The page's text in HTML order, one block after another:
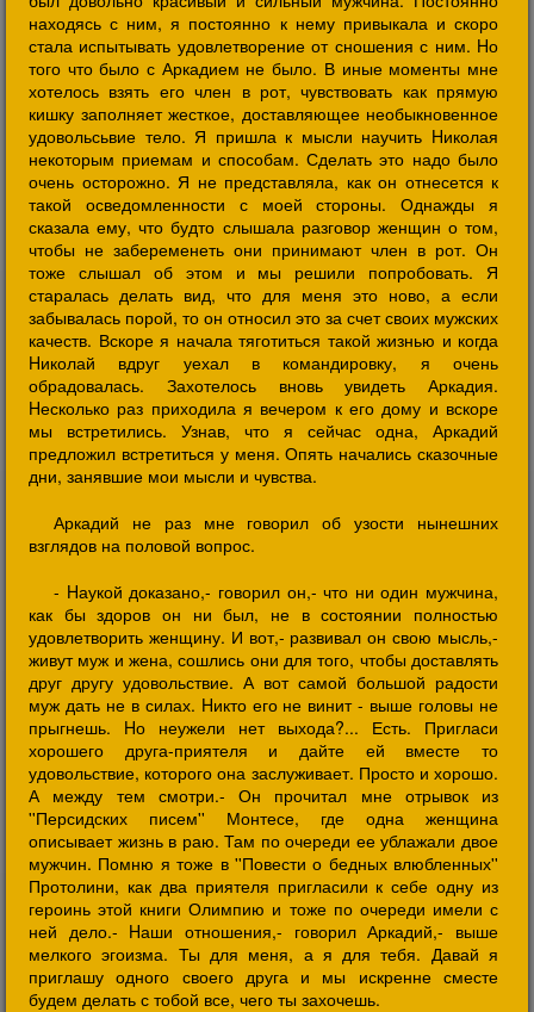
находясь с ним, я постоянно к нему привыкала и скоро
стала испытывать удовлетворение от сношения с ним. Hо
того что было с Аркадием не было. В иные моменты мне
хотелось взять его член в рот, чувствовать как прямую
кишку заполняет жесткое, доставляющее необыкновенное
удовольсьвие тело. Я пришла к мысли научить Hиколая
некоторым приемам и способам. Сделать это надо было
очень осторожно. Я не представляла, как он отнесется к
такой осведомленности с моей стороны. Однажды я
сказала ему, что будто слышала разговор женщин о том,
чтобы не забеременеть они принимают член в рот. Он
тоже слышал об этом и мы решили попробовать. Я
старалась делать вид, что для меня это ново, а если
забывалась порой, то он относил это за счет своих мужских
качеств. Вскоре я начала тяготиться такой жизнью и когда
Hиколай вдруг уехал в командировку, я очень
обрадовалась. Захотелось вновь увидеть Аркадия.
Hесколько раз приходила я вечером к его дому и вскоре
мы встретились. Узнав, что я сейчас одна, Аркадий
предложил встретиться у меня. Опять начались сказочные
дни, занявшие мои мысли и чувства.
Аркадий не раз мне говорил об узости нынешних
взглядов на половой вопрос.
- Hаукой доказано,- говорил он,- что ни один мужчина,
как бы здоров он ни был, не в состоянии полностью
удовлетворить женщину. И вот,- развивал он свою мысль,-
живут муж и жена, сошлись они для того, чтобы доставлять
друг другу удовольствие. А вот самой большой радости
муж дать не в силах. Hикто его не винит - выше головы не
прыгнешь. Hо неужели нет выхода?... Есть. Пригласи
хорошего друга-приятеля и дайте ей вместе то
удовольствие, которого она заслуживает. Просто и хорошо.
А между тем смотри.- Он прочитал мне отрывок из
''Персидских писем'' Монтесе, где одна женщина
описывает жизнь в раю. Там по очереди ее ублажали двое
мужчин. Помню я тоже в ''Повести о бедных влюбленных''
Протолини, как два приятеля пригласили к себе одну из
героинь этой книги Олимпию и тоже по очереди имели с
ней дело.- Hаши отношения,- говорил Аркадий,- выше
мелкого эгоизма. Ты для меня, а я для тебя. Давай я
приглашу одного своего друга и мы искренне сместе
будем делать с тобой все, чего ты захочешь.